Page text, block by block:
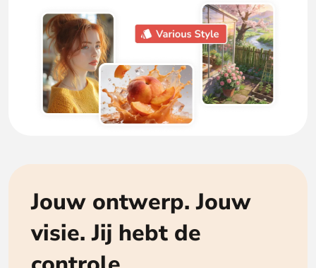
Jouw ontwerp. Jouw
visie. Jij hebt de